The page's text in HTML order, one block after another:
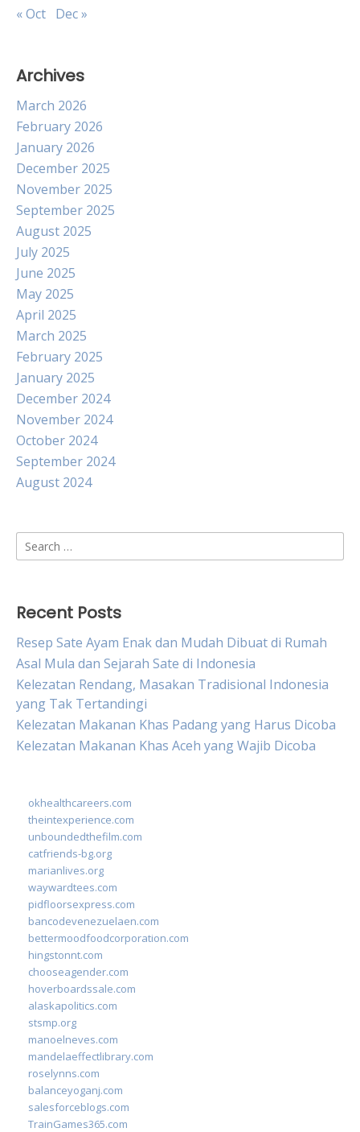
« Oct Dec »
Archives
March 2026
February 2026
January 2026
December 2025
November 2025
September 2025
August 2025
July 2025
June 2025
May 2025
April 2025
March 2025
February 2025
January 2025
December 2024
November 2024
October 2024
September 2024
August 2024
Search
for:
Recent Posts
Resep Sate Ayam Enak dan Mudah Dibuat di Rumah
Asal Mula dan Sejarah Sate di Indonesia
Kelezatan Rendang, Masakan Tradisional Indonesia
yang Tak Tertandingi
Kelezatan Makanan Khas Padang yang Harus Dicoba
Kelezatan Makanan Khas Aceh yang Wajib Dicoba
okhealthcareers.com
theintexperience.com
unboundedthefilm.com
catfriends-bg.org
marianlives.org
waywardtees.com
pidfloorsexpress.com
bancodevenezuelaen.com
bettermoodfoodcorporation.com
hingstonnt.com
chooseagender.com
hoverboardssale.com
alaskapolitics.com
stsmp.org
manoelneves.com
mandelaeffectlibrary.com
roselynns.com
balanceyoganj.com
salesforceblogs.com
TrainGames365.com